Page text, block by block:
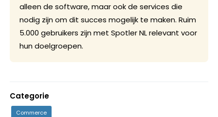
alleen de software, maar ook de services die
nodig zijn om dit succes mogelijk te maken. Ruim
5.000 gebruikers zijn met Spotler NL relevant voor
hun doelgroepen.
Categorie
Commerce